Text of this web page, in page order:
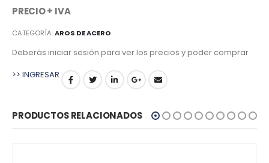
PRECIO + IVA
CATEGORÍA:AROS DE ACERO
Deberás iniciar sesión para ver los precios y poder comprar
>> INGRESAR
PRODUCTOS RELACIONADOS